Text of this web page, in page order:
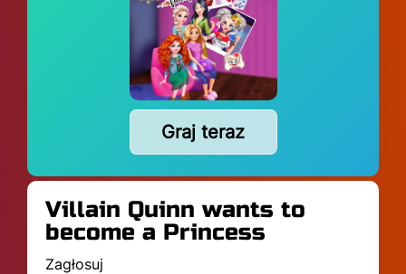
Graj teraz
Villain Quinn wants to
become a Princess
Zagłosuj